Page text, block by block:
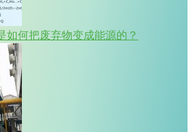
如何把废弃物变成能源的？